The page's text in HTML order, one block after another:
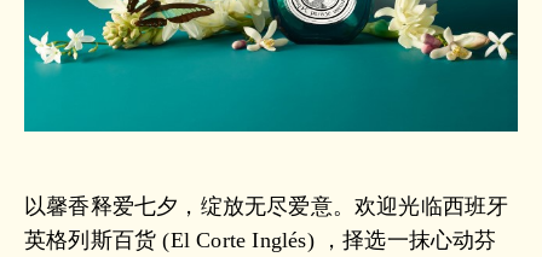
以馨香释爱七夕，绽放无尽爱意。欢迎光临西班牙
英格列斯百货 (El Corte Inglés) ，择选一抹心动芬